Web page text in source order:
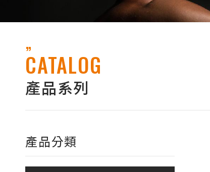
CATALOG
產品系列
產品分類